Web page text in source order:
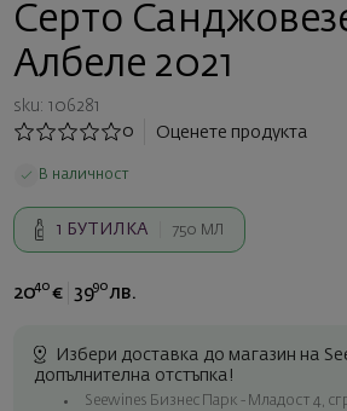
Серто
Албеле 2021
sku: 106281
0
Оценете продукта
В наличност
1 БУТИЛКА 750 МЛ
2040 € 3990 лв.
Избери доставка до магазин на
допълнителна отстъпка!
Seewines Бизнес Парк - Младост 4,